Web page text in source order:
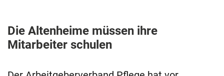
Die Altenheime müssen ihre
Mitarbeiter schulen